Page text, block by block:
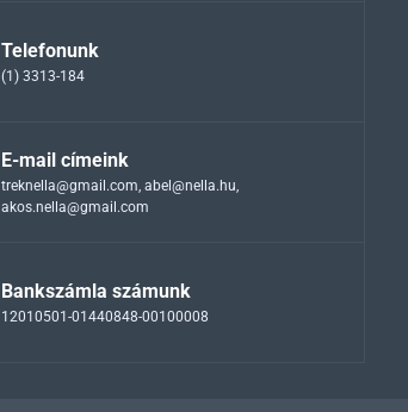
Telefonunk
(1) 3313-184
E-mail címeink
treknella@gmail.com, abel@nella.hu,
akos.nella@gmail.com
Bankszámla számunk
12010501-01440848-00100008